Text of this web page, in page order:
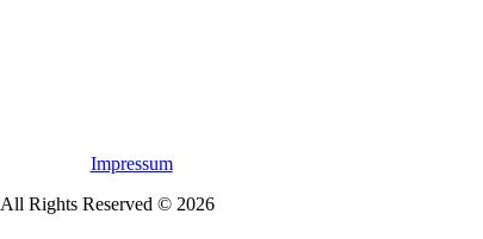
Impressum
All Rights Reserved © 2026